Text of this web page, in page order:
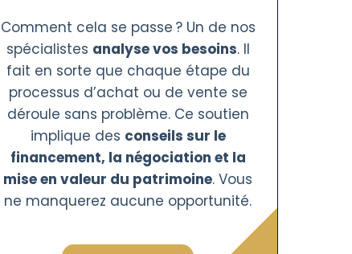
Comment cela se passe ? Un de nos
spécialistes analyse vos besoins. Il
fait en sorte que chaque étape du
processus d’achat ou de vente se
déroule sans problème. Ce soutien
implique des conseils sur le
financement, la négociation et la
mise en valeur du patrimoine. Vous
ne manquerez aucune opportunité.